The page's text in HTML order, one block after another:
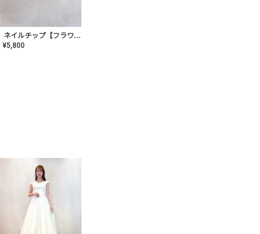
ネイルチップ【フラワーシフォンネイル】MK-CONA-03
¥5,800